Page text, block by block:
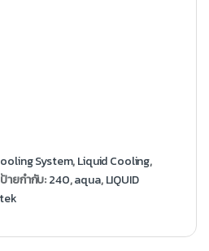
System,Liquid Cooling,
ป้ายกำกับ:240,aqua,LIQUID